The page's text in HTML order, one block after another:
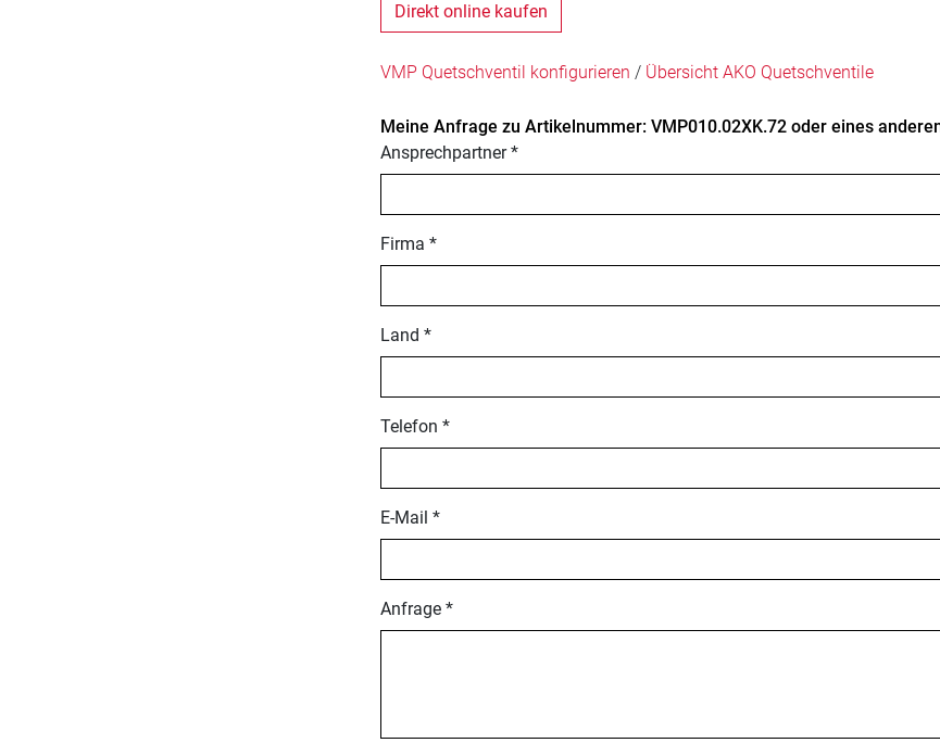
Direkt online kaufen
VMP Quetschventil konfigurieren / Übersicht AKO Quetschventile
Meine Anfrage zu Artikelnummer: VMP010.02XK.72 oder eines
Ansprechpartner *
Firma *
Land *
Telefon *
E-Mail *
Anfrage *